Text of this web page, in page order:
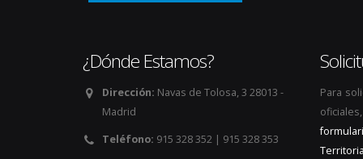
¿Dónde Estamos?
Dirección: Navas de Tolosa, 3 28013 -
Madrid
Teléfono: 915 328 352 | 915 328 353
Para